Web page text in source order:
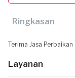
Ringkasan
Terima Jasa Perbaikan
Layanan